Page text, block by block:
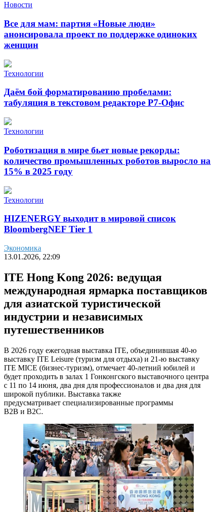
Новости
Все для мам: партия «Новые люди»
анонсировала проект по поддержке одиноких
женщин
Технологии
Даём бой форматированию пробелами:
табуляция в текстовом редакторе Р7-Офис
Технологии
Роботизация в мире бьет новые рекорды:
количество промышленных роботов выросло на
15% в 2025 году
Технологии
HIZENERGY выходит в мировой список
BloombergNEF Tier 1
Экономика
13.01.2026, 22:09
ITE Hong Kong 2026: ведущая
международная ярмарка поставщиков
для азиатской туристической
индустрии и независимых
путешественников
В 2026 году ежегодная выставка ITE, объединившая 40-ю
выставку ITE Leisure (туризм для отдыха) и 21-ю выставку
ITE MICE (бизнес-туризм), отмечает 40-летний юбилей и
будет проходить в залах 1 Гонконгского выставочного центра
с 11 по 14 июня, два дня для профессионалов и два дня для
широкой публики. Выставка также
предусматривает специализированные программы
B2B и B2C.